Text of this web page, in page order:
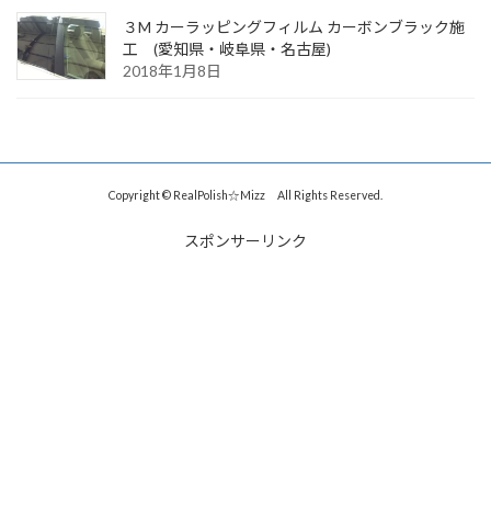
３M カーラッピングフィルム カーボンブラック施
工 (愛知県・岐阜県・名古屋)
2018年1月8日
Copyright © RealPolish☆Mizz All Rights Reserved.
スポンサーリンク